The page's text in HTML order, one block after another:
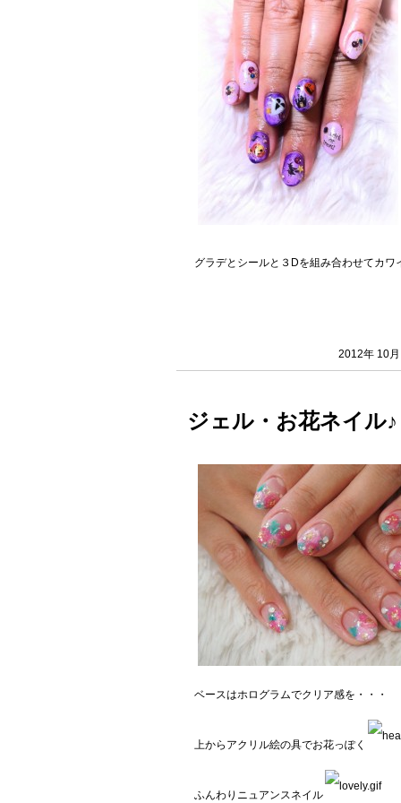
グラデとシールと３Dを組み合わせてカワ
2012年 10
ジェル・お花ネイル♪
ベースはホログラムでクリア感を・・・
上からアクリル絵の具でお花っぽく
ふんわりニュアンスネイル